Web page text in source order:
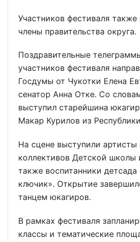
Участников фестиваля также
члены правительства округа.
Поздравительные
участников фестиваля
Госдумы от Чукотки Елена
сенатор Анна Отке. Со
выступил старейшина
Макар Курилов из
На сцене выступили артисты
коллективов Детской школы
также воспитанники детсада
ключик». Открытие
танцем юкагиров.
В рамках фестиваля
классы и тематические